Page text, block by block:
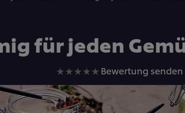
für jeden
Keine
Bewertungen
für
dieses
Bewertung senden